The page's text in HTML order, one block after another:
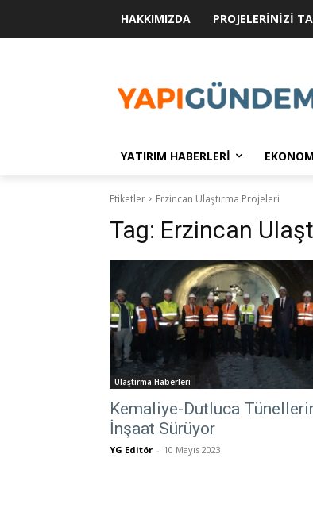
HAKKIMIZDA PROJELERINIZI
YATIRIM HABERLERI
Etiketler Erzincan Ulaştırma Projeleri
Tag: Erzincan
Ulaştırma Haberleri
Kemaliye-Dutluca
İnşaat Sürüyor
YG Editör - 10 Mayıs 2023